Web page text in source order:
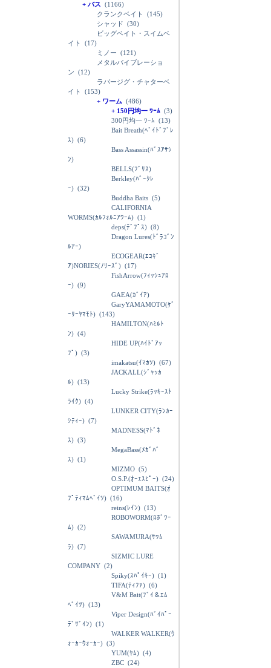
+ バス (1166)
クランクベイト
(145)
シャッド (30)
ビッグベイト・スイムベ
イト
(17)
ミノー (121)
メタルバイブレーショ
ン (12)
ラバージグ・チャターベ
イト
(153)
+ ワーム (486)
+ 150円均一 ﾜｰﾑ (3)
300円均一 ﾜｰﾑ (13)
Bait Breath(ﾍﾞｲﾄﾞﾌﾞﾚ
ｽ) (6)
Bass Assassin(ﾊﾞｽｱｻｼ
ﾝ)
BELLS(ﾌﾞﾘｽ)
Berkley(ﾊﾞｰｸﾚ
ｰ) (32)
Buddha Baits (5)
CALIFORNIA
WORMS(ｶﾙﾌｫﾙﾆｱﾜｰﾑ) (1)
deps(ﾃﾞﾌﾟｽ) (8)
Dragon Lures(ﾄﾞﾗｺﾞﾝ
ﾙｱｰ)
ECOGEAR(ｴｺｷﾞ
ｱ)NORIES(ﾉﾘｰｽﾞ) (17)
FishArrow(ﾌｨｯｼｭｱﾛ
ｰ) (9)
GAEA(ｶﾞｲｱ)
GaryYAMAMOTO(ｹﾞ
ｰﾘｰﾔﾏﾓﾄ) (143)
HAMILTON(ﾊﾐﾙﾄ
ﾝ) (4)
HIDE UP(ﾊｲﾄﾞｱｯ
ﾌﾟ) (3)
imakatsu(ｲﾏｶﾂ) (67)
JACKALL(ｼﾞｬｯｶ
ﾙ) (13)
Lucky Strike(ﾗｯｷｰｽﾄ
ﾗｲｸ) (4)
LUNKER CITY(ﾗﾝｶｰ
ｼﾃｨｰ) (7)
MADNESS(ﾏﾄﾞﾈ
ｽ) (3)
MegaBass(ﾒｶﾞﾊﾞ
ｽ) (1)
MIZMO (5)
O.S.P.(ｵｰｴｽﾋﾟｰ) (24)
OPTIMUM BAITS(ｵ
ﾌﾟﾃｨﾏﾑﾍﾞｲﾂ) (16)
reins(ﾚｲﾝ) (13)
ROBOWORM(ﾛﾎﾞﾜｰ
ﾑ) (2)
SAWAMURA(ｻﾜﾑ
ﾗ) (7)
SIZMIC LURE
COMPANY (2)
Spiky(ｽﾊﾟｲｷｰ) (1)
TIFA(ﾃｨﾌｧ) (6)
V&M Bait(ﾌﾞｲ＆ｴﾑ
ﾍﾞｲﾂ) (13)
Viper Design(ﾊﾞｲﾊﾟｰ
ﾃﾞｻﾞｲﾝ) (1)
WALKER WALKER(ｳ
ｫｰｶｰｳｫｰｶｰ) (3)
YUM(ﾔﾑ) (4)
ZBC (24)